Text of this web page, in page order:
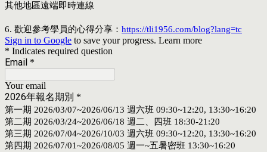
其他地區遠端即時連線
6. 歡迎參考學員的心得分享： https://tli1956.com/blog?lang=tc
Sign in to Google to save your progress. Learn more
* Indicates required question
Email *
Your email
2026年報名期別 *
第一期 2026/03/07~2026/06/13 週六班 09:30~12:20, 13:30~16:20
第二期 2026/03/24~2026/06/18 週二、四班 18:30-21:20
第三期 2026/07/04~2026/10/03 週六班 09:30~12:20, 13:30~16:20
第四期 2026/07/01~2026/08/05 週一~五暑密班 13:30~16:20